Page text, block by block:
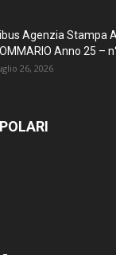
Agenzia Stampa
Anno 25 –
26, 2026